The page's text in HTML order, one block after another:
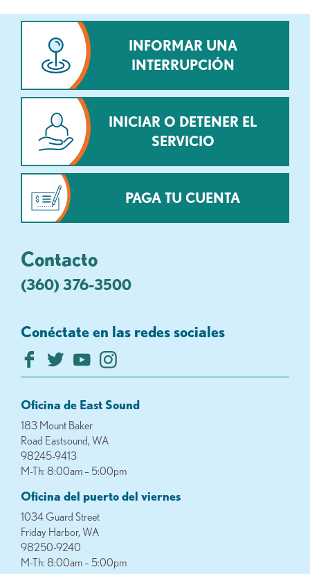
INFORMAR UNA
INTERRUPCIÓN
INICIAR O DETENER EL
SERVICIO
PAGA TU CUENTA
Contacto
(360) 376-3500
Conéctate en las redes sociales
Oficina de East Sound
183 Mount Baker
Road Eastsound, WA
98245-9413
M-Th: 8:00am – 5:00pm
Oficina del puerto del viernes
1034 Guard Street
Friday Harbor, WA
98250-9240
M-Th: 8:00am – 5:00pm